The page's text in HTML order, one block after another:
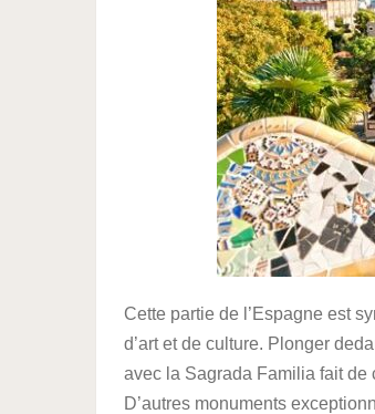
Cette partie de l’Espagne est
d’art et de culture. Plonger
avec la Sagrada Familia fait de
D’autres monuments